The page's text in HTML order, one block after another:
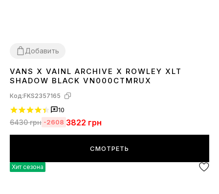
Добавить
3637 3839404142 4445
VANS X VAINL ARCHIVE X ROWLEY XLT
SHADOW BLACK VN000CTMRUX
Код:FKS2357165
10
6430грн -2608 3822 грн
СМОТРЕТЬ
Хит сезона